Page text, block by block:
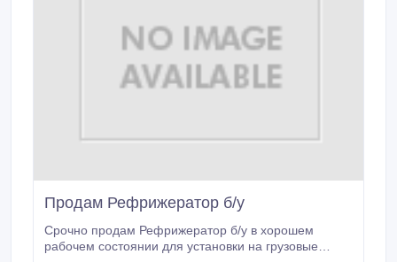
Продам Рефрижератор б/у
Срочно продам Рефрижератор б/у в хорошем
рабочем состоянии для установки на грузовые